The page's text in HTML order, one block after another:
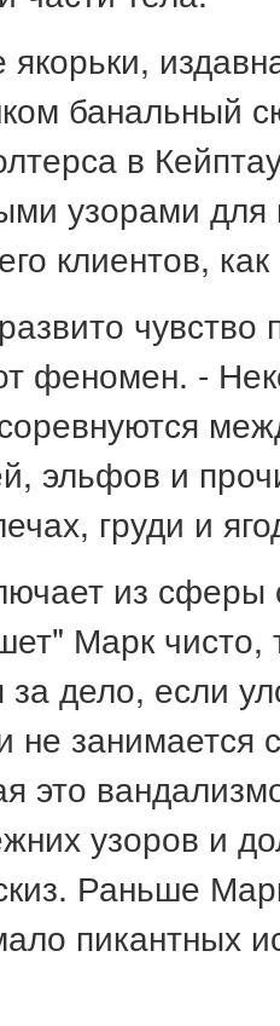
банальный
в
узорами
клиентов,
чувство
феномен. -
эльфов и
груди и
из
Марк чисто,
дело, если
не занимается
это
узоров и
Раньше
пикантных